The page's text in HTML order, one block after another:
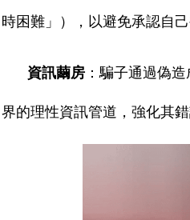
時困難」），以避免承認自己
資訊繭房 ：騙子通過偽
界的理性資訊管道，強化其錯